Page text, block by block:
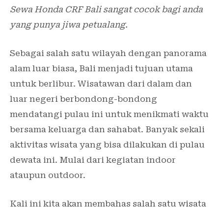
Sewa Honda CRF Bali sangat cocok bagi anda
yang punya jiwa petualang.
Sebagai salah satu wilayah dengan panorama
alam luar biasa, Bali menjadi tujuan utama
untuk berlibur. Wisatawan dari dalam dan
luar negeri berbondong-bondong
mendatangi pulau ini untuk menikmati waktu
bersama keluarga dan sahabat. Banyak sekali
aktivitas wisata yang bisa dilakukan di pulau
dewata ini. Mulai dari kegiatan indoor
ataupun outdoor.
Kali ini kita akan membahas salah satu wisata